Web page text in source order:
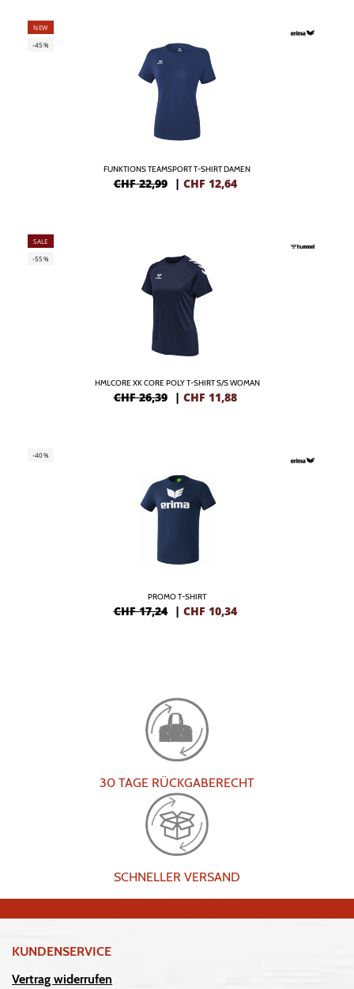
NEW
-45%
FUNKTIONS TEAMSPORT T-SHIRT DAMEN
CHF 22,99 | CHF 12,64
SALE
-55%
HMLCORE XK CORE POLY T-SHIRT S/S WOMAN
CHF 26,39 | CHF 11,88
-40%
PROMO T-SHIRT
CHF 17,24 | CHF 10,34
30 TAGE RÜCKGABERECHT
SCHNELLER VERSAND
KUNDENSERVICE
Vertrag widerrufen